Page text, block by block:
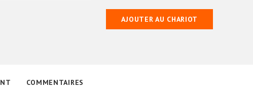
AJOUTER AU CHARIOT
COMMENTAIRES